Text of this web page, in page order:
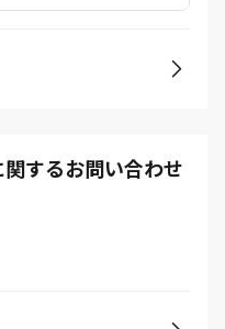
するお問い合わせ